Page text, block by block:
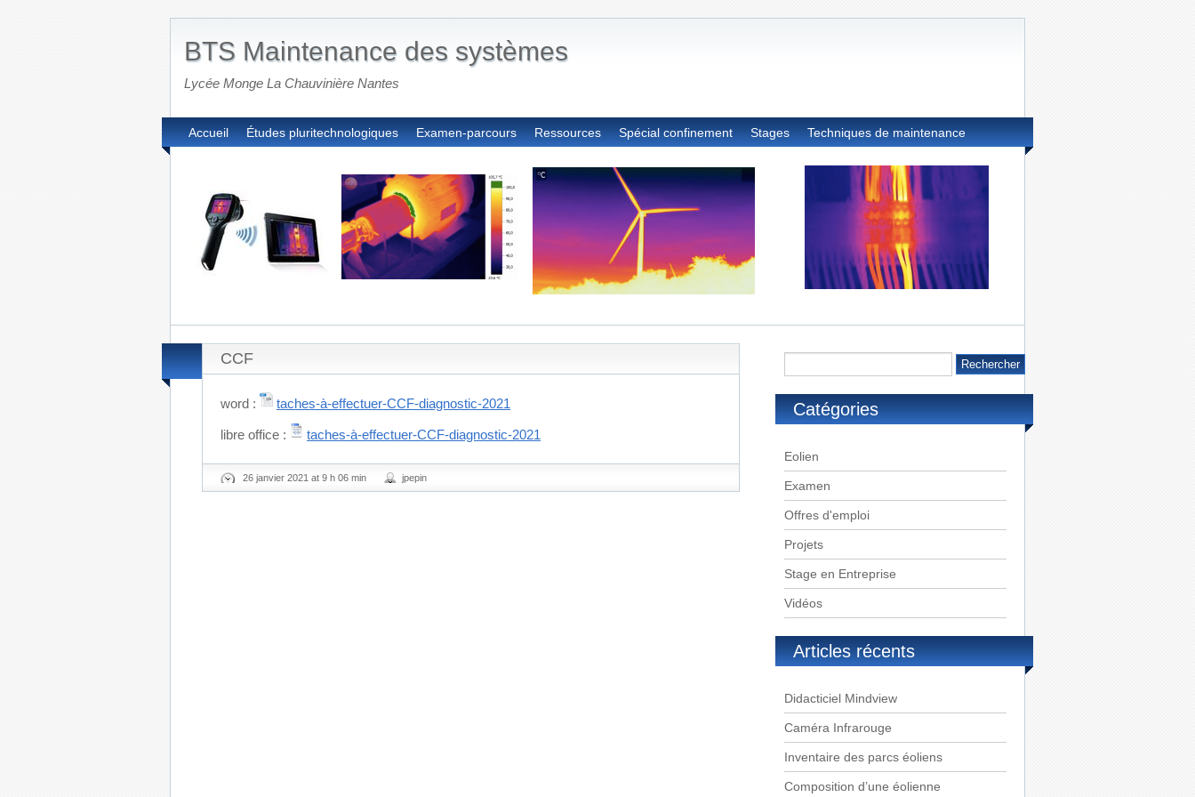
BTS Maintenance des systèmes
Lycée Monge La Chauvinière Nantes
Accueil Études pluritechnologiques Examen-parcours Ressources Spécial confinement Stages Techniques de maintenance
CCF
word : taches-à-effectuer-CCF-diagnostic-2021
libre office : taches-à-effectuer-CCF-diagnostic-2021
26 janvier 2021 at 9 h 06 min jpepin
Catégories
Eolien
Examen
Offres d'emploi
Projets
Stage en Entreprise
Vidéos
Articles récents
Didacticiel Mindview
Caméra Infrarouge
Inventaire des parcs éoliens
Composition d’une éolienne